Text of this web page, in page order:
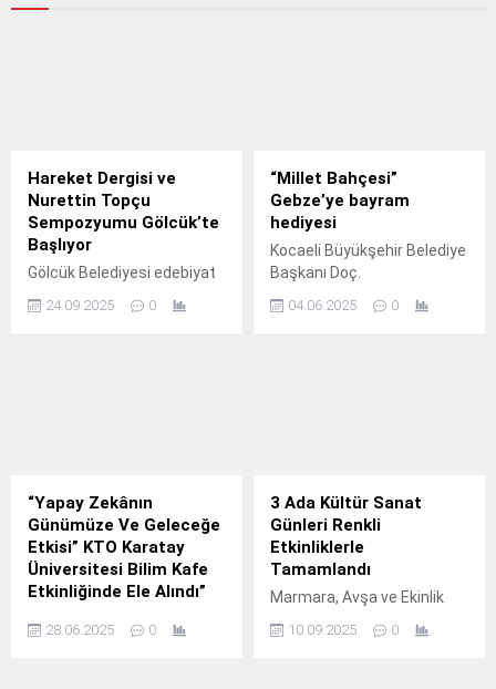
Hareket Dergisi ve
Nurettin Topçu
Sempozyumu Gölcük’te
Başlıyor
Gölcük Belediyesi edebiyat
24.09.2025 0
“Millet Bahçesi”
Gebze’ye bayram
hediyesi
Kocaeli Büyükşehir Belediye
Başkanı Doç.
04.06.2025 0
“Yapay Zekânın
Günümüze Ve Geleceğe
Etkisi” KTO Karatay
Üniversitesi Bilim Kafe
Etkinliğinde Ele Alındı”
(YÖK) Bilim İletişimi Ofisi
28.06.2025 0
3 Ada Kültür Sanat
Günleri Renkli
Etkinliklerle
Tamamlandı
Marmara, Avşa ve Ekinlik
düzenlenen 3 Ada Kültür
10.09.2025 0